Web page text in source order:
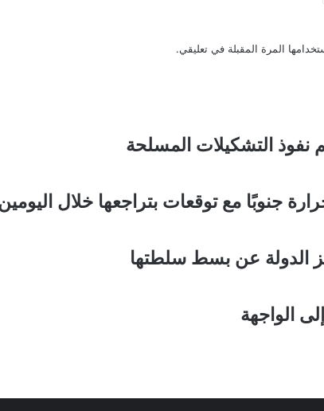
المرة المقبلة في تعليقي.
نفوذ التشكيلات المسلحة
جنوبًا مع توقعات بتراجعها خلال
الدولة عن بسط سلطتها
الواجهة